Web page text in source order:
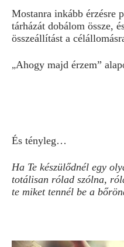
Mostanra inkább érzésre
tárházát dobálom össze,
összeállítást a
„Ahogy majd érzem”
És tényleg…
Ha Te készülődnél egy
totálisan rólad szólna,
te miket tennél be a